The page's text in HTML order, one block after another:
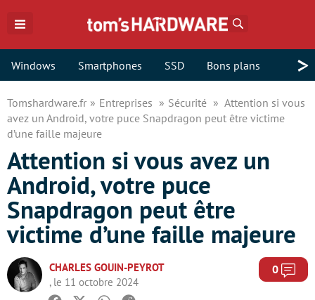
Windows Smartphones SSD Bons plans >
Tomshardware.fr Entreprises Sécurité
Attention si vous
avez un Android, votre puce Snapdragon peut être victime
d’une faille majeure
Attention si vous avez un
Android, votre puce
Snapdragon peut être
victime d’une faille majeure
CHARLES GOUIN-PEYROT
, le 11 octobre 2024
0